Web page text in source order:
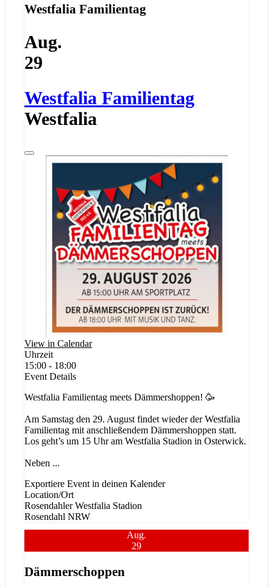
Westfalia Familientag
Aug.
29
Westfalia Familientag
Westfalia
View in Calendar
Uhrzeit
15:00 - 18:00
Event Details
Westfalia Familientag meets Dämmershoppen! 🥳
Am Samstag den 29. August findet wieder der Westfalia
Familientag mit anschließendem Dämmershoppen statt.
Los geht’s um 15 Uhr am Westfalia Stadion in Osterwick.
Neben ...
Exportiere Event in deinen Kalender
Location/Ort
Rosendahler Westfalia Stadion
Rosendahl NRW
Aug.
29
Dämmerschoppen